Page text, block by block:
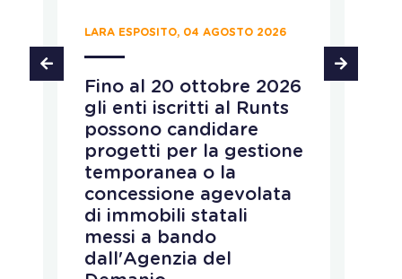
LARA ESPOSITO, 04 AGOSTO 2026
Fino al 20 ottobre 2026
gli enti iscritti al Runts
possono candidare
progetti per la gestione
temporanea o la
concessione agevolata
di immobili statali
messi a bando
dall'Agenzia del